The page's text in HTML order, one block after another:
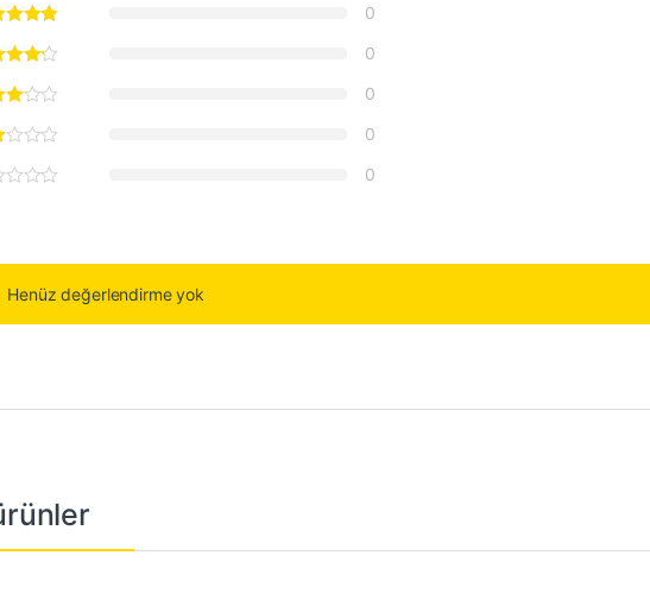
0
0
0
0
0
Henüz değerlendirme yok